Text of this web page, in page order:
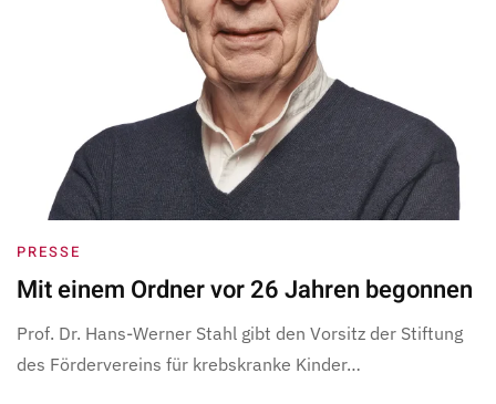
PRESSE
Mit einem Ordner vor 26 Jahren begonnen
Prof. Dr. Hans-Werner Stahl gibt den Vorsitz der Stiftung
des Fördervereins für krebskranke Kinder…